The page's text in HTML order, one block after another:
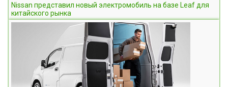
Nissan представил новый электромобиль на базе Leaf для
китайского рынка